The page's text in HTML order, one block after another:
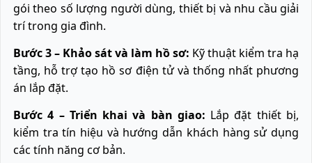
gói theo số lượng người dùng, thiết bị và nhu cầu giải
trí trong gia đình.
Bước 3 – Khảo sát và làm hồ sơ: Kỹ thuật kiểm tra hạ
tầng, hỗ trợ tạo hồ sơ điện tử và thống nhất phương
án lắp đặt.
Bước 4 – Triển khai và bàn giao: Lắp đặt thiết bị,
kiểm tra tín hiệu và hướng dẫn khách hàng sử dụng
các tính năng cơ bản.